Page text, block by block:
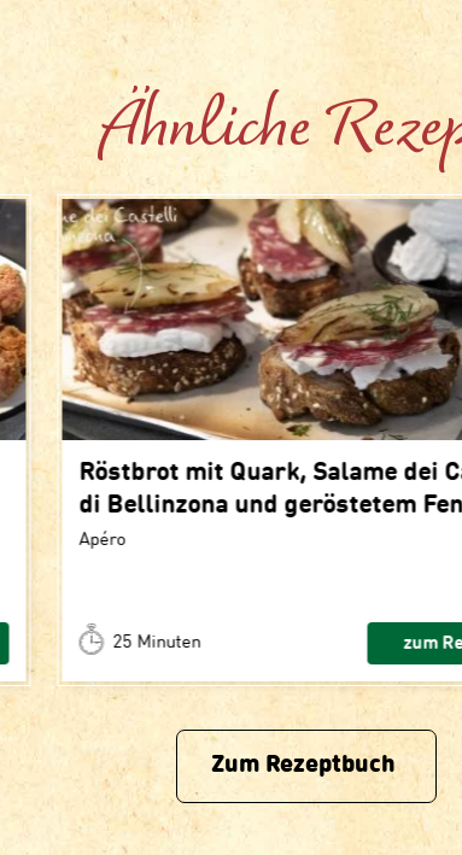
Ähnliche
Röstbrot mit Quark, Salame dei
di Bellinzona und geröstetem
Apéro
25 Minuten zum
Zum Rezeptbuch